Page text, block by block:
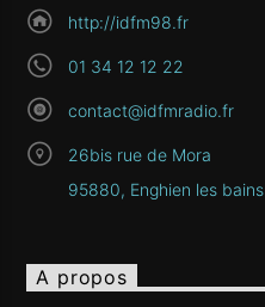
http://idfm98.fr
01 34 12 12 22
contact@idfmradio.fr
26bis rue de Mora
95880, Enghien les bains
A propos